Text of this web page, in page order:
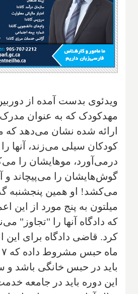
ویدئوی بدست آمده از
مهدکودک که به عنوان مدرک
ارائه شده نشان می‌دهد که
کودکان سیلی می‌زند، آنها را
درمی‌آورد، موهایشان را
گوش‌هایشان را می‌پیچاند و
می‌کشد! او همین پنجشنبه
میلتون به پنج مورد از این
که دادگاه آنها را "تجاوز"
باید در حبس خانگی باشد و